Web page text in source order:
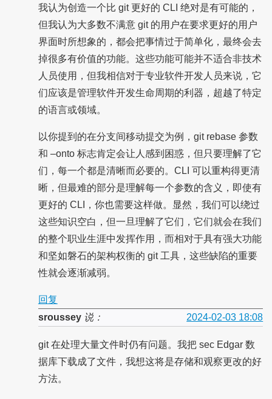
我认为创造一个比 git 更好的 CLI 绝对是有可能的，
但我认为大多数不满意 git 的用户在要求更好的用户
界面时所想象的，都会把事情过于简单化，最终会去
掉很多有价值的功能。这些功能可能并不适合非技术
人员使用，但我相信对于专业软件开发人员来说，它
们应该是管理软件开发生命周期的利器，超越了特定
的语言或领域。
以你提到的在分支间移动提交为例，git rebase 参数
和 –onto 标志肯定会让人感到困惑，但只要理解了它
们，每一个都是清晰而必要的。CLI 可以重构得更清
晰，但最难的部分是理解每一个参数的含义，即使有
更好的 CLI，你也需要这样做。显然，我们可以绕过
这些知识空白，但一旦理解了它们，它们就会在我们
的整个职业生涯中发挥作用，而相对于具有强大功能
和坚如磐石的架构权衡的 git 工具，这些缺陷的重要
性就会逐渐减弱。
回复
sroussey说： 2024-02-03 18:08
git 在处理大量文件时仍有问题。我把 sec Edgar 数
据库下载成了文件，我想这将是存储和观察更改的好
方法。